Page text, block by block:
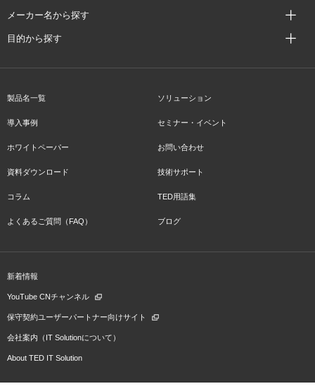
メーカー名から探す
目的から探す
製品名一覧 ソリューション
導入事例 セミナー・イベント
ホワイトペーパー お問い合わせ
資料ダウンロード 技術サポート
コラム TED用語集
よくあるご質問（FAQ） ブログ
新着情報
YouTube CNチャンネル
保守契約ユーザーパートナー向けサイト
会社案内（IT Solutionについて）
About TED IT Solution